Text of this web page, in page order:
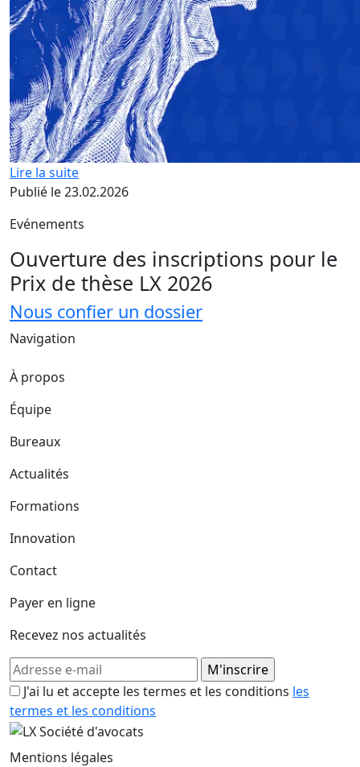
Lire la suite
Publié le 23.02.2026
Evénements
Ouverture des inscriptions pour le
Prix de thèse LX 2026
Nous confier un dossier
Navigation
À propos
Équipe
Bureaux
Actualités
Formations
Innovation
Contact
Payer en ligne
Recevez nos actualités
J'ai lu et accepte les termes et les conditions les
termes et les conditions
Mentions légales